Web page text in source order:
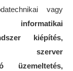
vagy
informatikai
kiépítés,
szerver
üzemeltetés,